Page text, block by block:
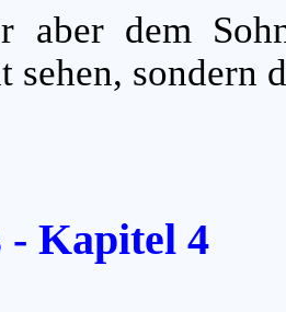
aber dem
sehen, sondern
- Kapitel 4